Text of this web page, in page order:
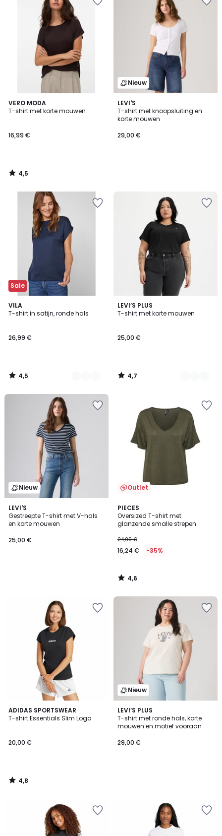
VERO MODA
T-shirt met korte mouwen
16,99 €
4,5
/ 5
4,5
/
Nieuw
LEVI'S
T-shirt met knoopsluiting en
korte mouwen
29,00 €
Sale
VILA
T-shirt in satijn, ronde hals
26,99 €
4,5
/ 5
3
Kleuren
4,5
/
LEVI’S PLUS
T-shirt met korte mouwen
25,00 €
4,7
/ 5
2
Kleuren
4,7
/
Nieuw
LEVI'S
Gestreepte T-shirt met V-hals
en korte mouwen
25,00 €
Outlet
PIECES
Oversized T-shirt met
glanzende smalle strepen
24,99 €
16,24 € -35%
4,6
/ 5
4,6
/
ADIDAS SPORTSWEAR
T-shirt Essentials Slim Logo
20,00 €
4,8
/ 5
4,8
/
Nieuw
LEVI’S PLUS
T-shirt met ronde hals, korte
mouwen en motief vooraan
29,00 €